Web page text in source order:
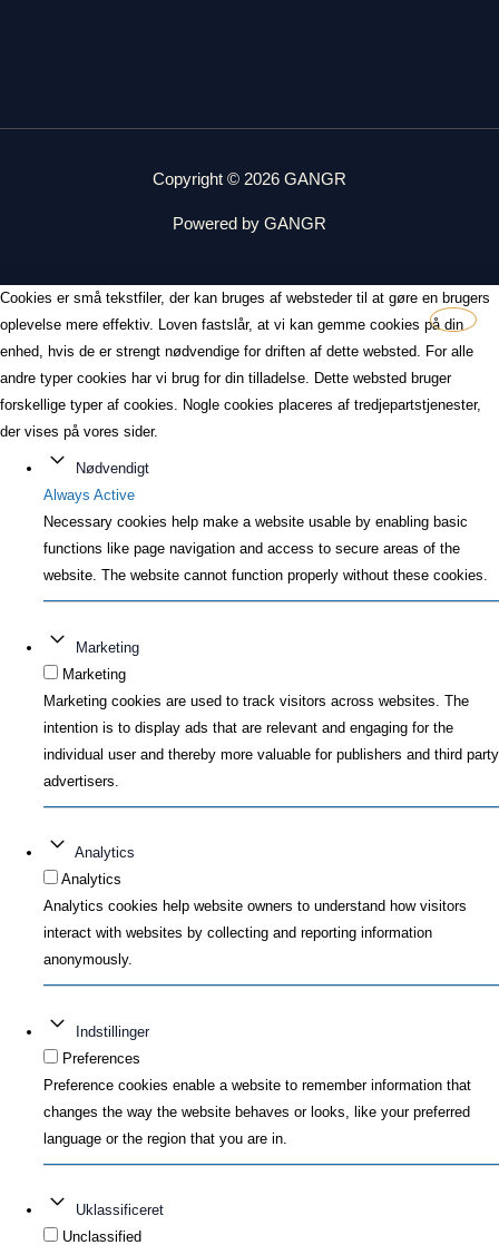
Copyright © 2026 GANGR
Powered by GANGR
Cookies er små tekstfiler, der kan bruges af websteder til at gøre en brugers
oplevelse mere effektiv. Loven fastslår, at vi kan gemme cookies på din
enhed, hvis de er strengt nødvendige for driften af dette websted. For alle
andre typer cookies har vi brug for din tilladelse. Dette websted bruger
forskellige typer af cookies. Nogle cookies placeres af tredjepartstjenester,
der vises på vores sider.
Nødvendigt
Always Active
Necessary cookies help make a website usable by enabling basic
functions like page navigation and access to secure areas of the
website. The website cannot function properly without these cookies.
Marketing
Marketing
Marketing cookies are used to track visitors across websites. The
intention is to display ads that are relevant and engaging for the
individual user and thereby more valuable for publishers and third party
advertisers.
Analytics
Analytics
Analytics cookies help website owners to understand how visitors
interact with websites by collecting and reporting information
anonymously.
Indstillinger
Preferences
Preference cookies enable a website to remember information that
changes the way the website behaves or looks, like your preferred
language or the region that you are in.
Uklassificeret
Unclassified